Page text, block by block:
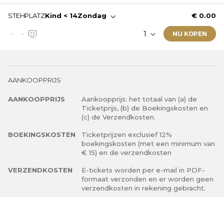
Algemene Toegang - Staanplaats
Video muur
Ticketinformatie:
Dit ticket is geldig op: Zondag
Dit ticket wordt als e-ticket verstuurd.
STEHPLATZKind < 14Zondag € 0.00
NU KOPEN
Dit is een kinderticket. Meer informatie over de
Dit ticket is geldig op: Zondag
Algemene Toegang - Staanplaats
Dit ticket wordt als e-ticket verstuurd.
AANKOOPPRIJS
AANKOOPPRIJS
Aankoopprijs: het totaal van (a) de
Ticketprijs, (b) de Boekingskosten en
(c) de Verzendkosten.
BOEKINGSKOSTEN
Ticketprijzen exclusief 12%
boekingskosten (met een minimum van
€ 15) en de verzendkosten
VERZENDKOSTEN
E-tickets worden per e-mail in PDF-
formaat verzonden en er worden geen
verzendkosten in rekening gebracht.